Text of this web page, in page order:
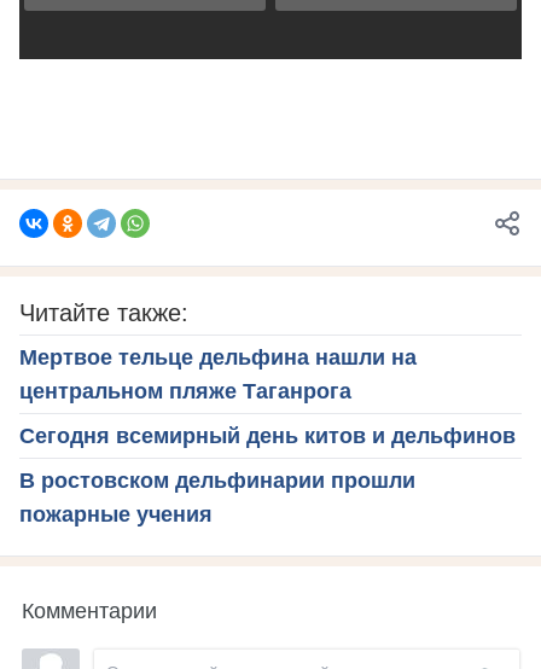
Читайте также:
Мертвое тельце дельфина нашли на
центральном пляже Таганрога
Сегодня всемирный день китов и дельфинов
В ростовском дельфинарии прошли
пожарные учения
Комментарии